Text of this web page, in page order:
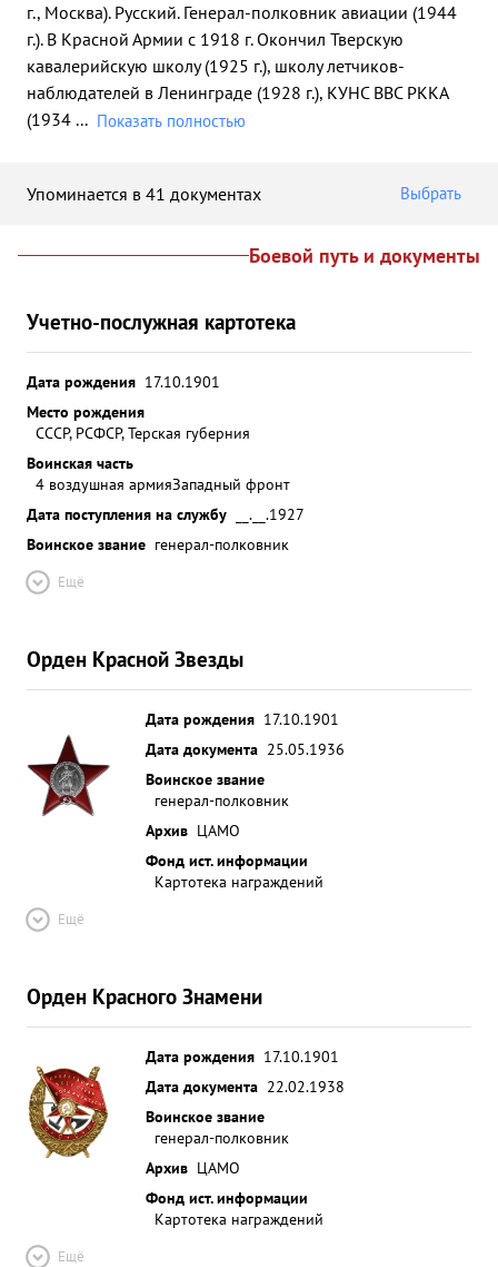
г., Москва). Русский. Генерал-полковник авиации (1944
г.). В Красной Армии с 1918 г. Окончил Тверскую
кавалерийскую школу (1925 г.), школу летчиков-
наблюдателей в Ленинграде (1928 г.), КУНС ВВС РККА
(1934 ... Показать полностью
Упоминается в 41 документах Выбрать
Боевой путь и документы
Учетно-послужная картотека
Дата рождения 17.10.1901
Место рождения
СССР, РСФСР, Терская губерния
Воинская часть
4 воздушная армияЗападный фронт
Дата поступления на службу
__.__.1927
Воинское звание генерал-полковник
Ещё
Орден Красной Звезды
Дата рождения 17.10.1901
Дата документа 25.05.1936
Воинское звание
генерал-полковник
Архив ЦАМО
Фонд ист. информации
Картотека награждений
Ещё
Орден Красного Знамени
Дата рождения 17.10.1901
Дата документа 22.02.1938
Воинское звание
генерал-полковник
Архив ЦАМО
Фонд ист. информации
Картотека награждений
Ещё